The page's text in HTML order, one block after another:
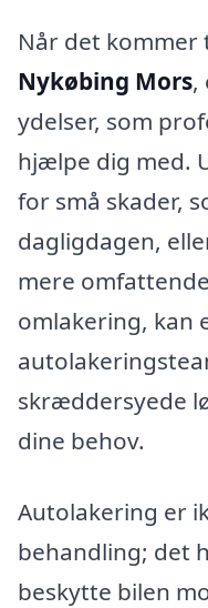
Når det kommer
Nykøbing Mors,
ydelser, som
hjælpe dig med.
for små skader,
dagligdagen,
mere
omlakering, kan
skræddersyede
dine behov.
Autolakering er
behandling; det
beskytte bilen